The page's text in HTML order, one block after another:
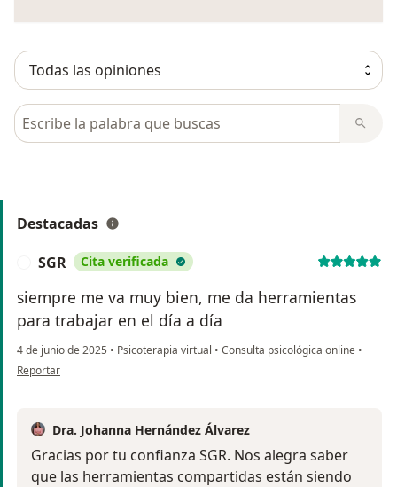
Busca en opiniones
Destacadas
SGR Cita verificada
siempre me va muy bien, me da herramientas
para trabajar en el día a día
4 de junio de 2025 • Psicoterapia virtual • Consulta psicológica online •
en opinión del usuario SGR
Reportar
Dra. Johanna Hernández Álvarez
Gracias por tu confianza SGR. Nos alegra saber
que las herramientas compartidas están siendo